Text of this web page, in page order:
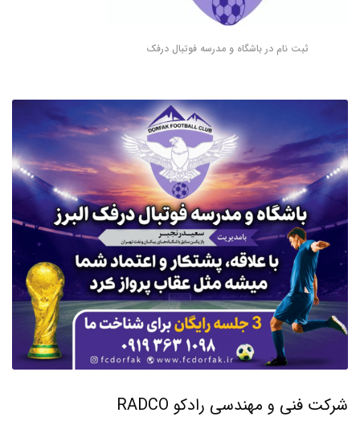
ثبت نام در باشگاه و مدرسه فوتبال درفک
شرکت فنی و مهندسی رادکو RADCO